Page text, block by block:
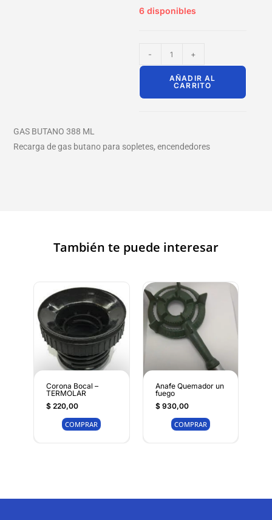
6 disponibles
- +
AÑADIR AL
CARRITO
GAS BUTANO 388 ML
Recarga de gas butano para sopletes, encendedores
También te puede interesar
Corona Bocal –
TERMOLAR
$220,00
COMPRAR
Anafe Quemador un
fuego
$930,00
COMPRAR